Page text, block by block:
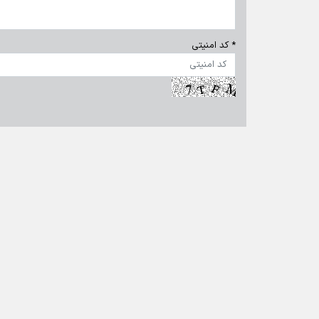
تمام حقوق برای خبرگزاری برنا محفوظ است. استفاده از